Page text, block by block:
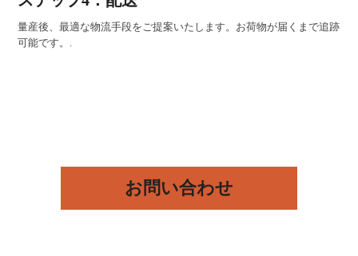
量産後、最適な物流手段をご提案いたします。お荷物が届くまで追跡
可能です。.
お問い合わせ